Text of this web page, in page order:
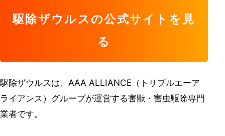
駆除ザウルスの公式サイトを見
る
駆除ザウルスは、AAA ALLIANCE（トリプルエーア
ライアンス）グループが運営する害獣・害虫駆除専門
業者です。